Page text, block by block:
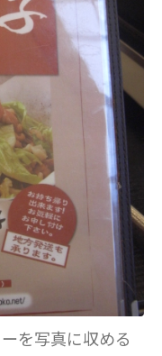
を写真に収める